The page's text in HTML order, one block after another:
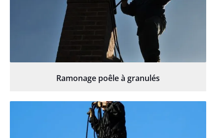
Ramonage poêle à granulés